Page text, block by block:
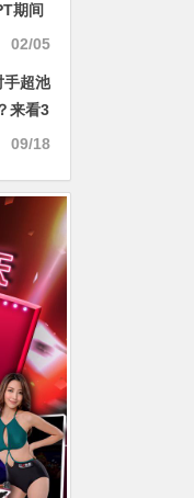
期间
背包
02/05
手超池
来看3
09/18